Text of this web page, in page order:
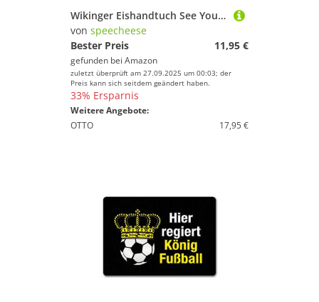
Wikinger Eishandtuch See You in Walhalla lustiges Kühltuch für sportliche Abkühlung nach Workouts für echte Vikings
von speecheese
Bester Preis
11,95 €
gefunden bei Amazon
zuletzt überprüft am 27.09.2025 um 00:03; der
Preis kann sich seitdem geändert haben.
33% Ersparnis
Weitere Angebote:
OTTO
17,95 €